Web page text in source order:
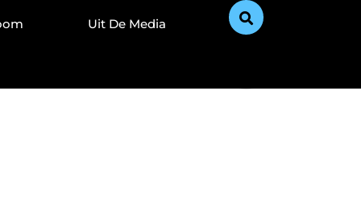
Uit De Media